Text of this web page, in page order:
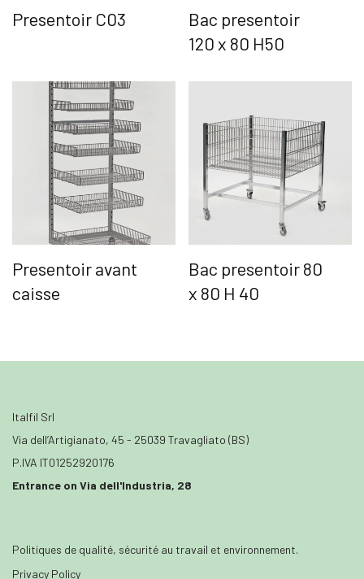
Presentoir C03
Bac presentoir
120 x 80 H50
Presentoir avant
caisse
Bac presentoir 80
x 80 H 40
Italfil Srl
Via dell’Artigianato, 45 - 25039 Travagliato (BS)
P.IVA IT01252920176
Entrance on Via dell'Industria, 28
Politiques de qualité, sécurité au travail et environnement.
Privacy Policy